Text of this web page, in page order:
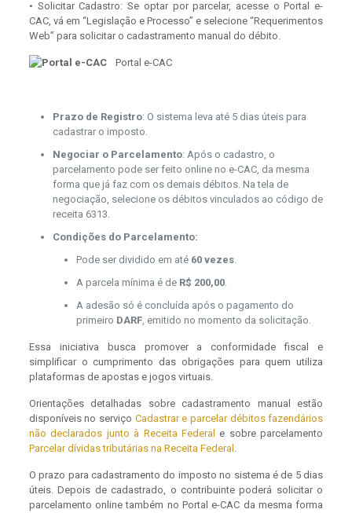
• Solicitar Cadastro: Se optar por parcelar, acesse o Portal e-
CAC, vá em “Legislação e Processo” e selecione “Requerimentos
Web” para solicitar o cadastramento manual do débito.
Portal e-CAC
Prazo de Registro: O sistema leva até 5 dias úteis para
cadastrar o imposto.
Negociar o Parcelamento: Após o cadastro, o
parcelamento pode ser feito online no e-CAC, da mesma
forma que já faz com os demais débitos. Na tela de
negociação, selecione os débitos vinculados ao código de
receita 6313.
Condições do Parcelamento:
Pode ser dividido em até 60 vezes.
A parcela mínima é de R$ 200,00.
A adesão só é concluída após o pagamento do
primeiro DARF, emitido no momento da solicitação.
Essa iniciativa busca promover a conformidade fiscal e
simplificar o cumprimento das obrigações para quem utiliza
plataformas de apostas e jogos virtuais.
Orientações detalhadas sobre cadastramento manual estão
disponíveis no serviço Cadastrar e parcelar débitos fazendários
não declarados junto à Receita Federal
e sobre parcelamento
Parcelar dívidas tributárias na Receita Federal .
O prazo para cadastramento do imposto no sistema é de 5 dias
úteis. Depois de cadastrado, o contribuinte poderá solicitar o
parcelamento online também no Portal e-CAC da mesma forma